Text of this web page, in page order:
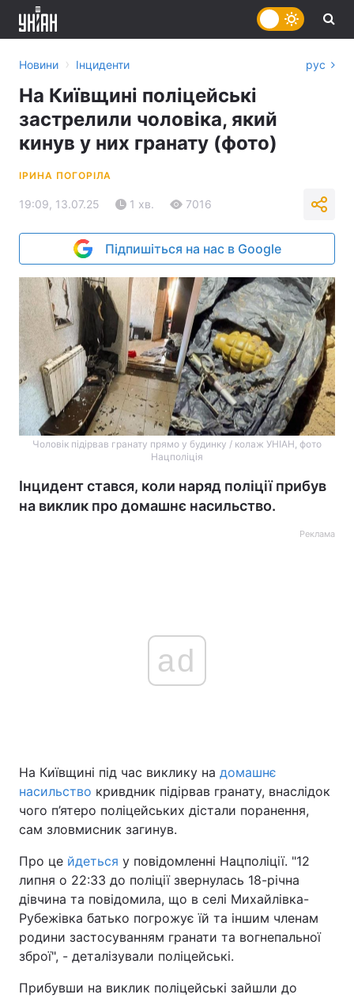
Головна Війна
Україна Політика
Спорт Наука
Техно і зв'язок Лайт
Зброя Інциденти
Здоров'я Туризм
Новини › Інциденти рус
На Київщині поліцейські
застрелили чоловіка, який
кинув у них гранату (фото)
ІРИНА ПОГОРІЛА
19:09, 13.07.25 1 хв. 7016
Підпишіться на нас в Google
Чоловік підірвав гранату прямо у будинку / колаж УНІАН, фото
Нацполіція
Інцидент стався, коли наряд поліції прибув
на виклик про домашнє насильство.
Реклама
ad
На Київщині під час виклику на домашнє
насильство кривдник підірвав гранату, внаслідок
чого п’ятеро поліцейських дістали поранення,
сам зловмисник загинув.
Про це йдеться у повідомленні Нацполіції. "12
липня о 22:33 до поліції звернулась 18-річна
дівчина та повідомила, що в селі Михайлівка-
Рубежівка батько погрожує їй та іншим членам
родини застосуванням гранати та вогнепальної
зброї", - деталізували поліцейські.
Прибувши на виклик поліцейські зайшли до